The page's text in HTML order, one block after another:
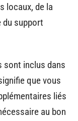
locaux, de la
support
sont inclus dans
que vous
liés
au bon